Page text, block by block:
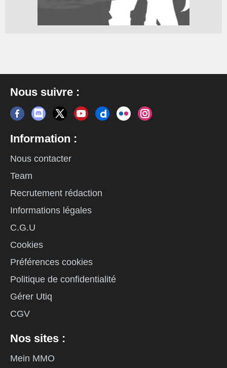
Nous suivre :
Information :
Nous contacter
Team
Recrutement rédaction
Informations légales
C.G.U
Cookies
Préférences cookies
Politique de confidentialité
Gérer Utiq
CGV
Nos sites :
Mein MMO